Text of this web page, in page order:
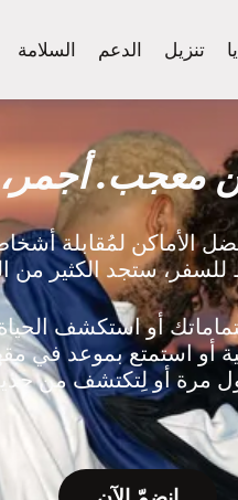
السلامة الدعم تنزيل
معجب. أجمر،
الأماكن لمُقابلة
أو استمتع بموعد في